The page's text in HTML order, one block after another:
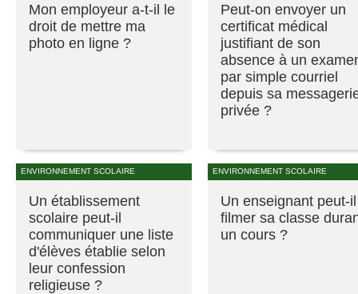
Mon employeur a-t-il le
droit de mettre ma
photo en ligne ?
Peut-on envoyer un
certificat médical
justifiant de son
absence à un
par simple courriel
depuis sa
privée ?
ENVIRONNEMENT SCOLAIRE
Un établissement
scolaire peut-il
communiquer une liste
d'élèves établie selon
leur confession
religieuse ?
ENVIRONNEMENT SCOLAIRE
Un enseignant peut-il
filmer sa classe
un cours ?